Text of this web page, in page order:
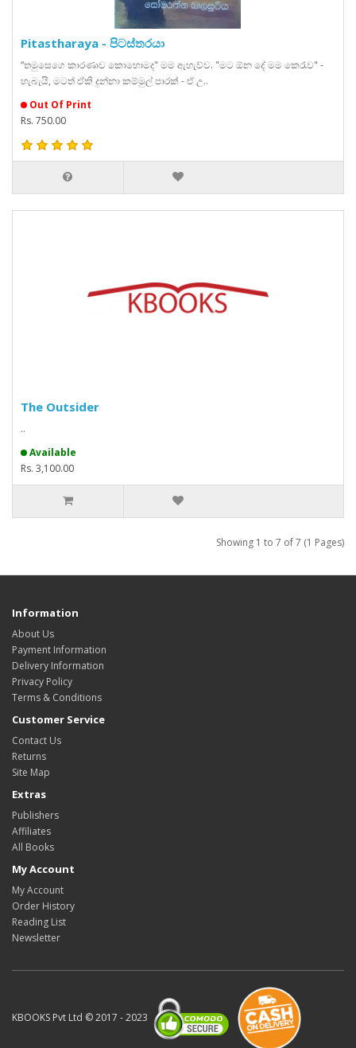
Pitastharaya - පිටස්තරයා
“තමුසෙගෙ කාරණාව කොහොමද" මම ඇහැව්ව. "මට ඕන දේ මම කෙරැව" -
හැබැයි, මටත් ඒකි දුන්නා කම්මුල් පාරක් - ඒ උ..
Out Of Print
Rs. 750.00
The Outsider
..
Available
Rs. 3,100.00
Showing 1 to 7 of 7 (1 Pages)
Information
About Us
Payment Information
Delivery Information
Privacy Policy
Terms & Conditions
Customer Service
Contact Us
Returns
Site Map
Extras
Publishers
Affiliates
All Books
My Account
My Account
Order History
Reading List
Newsletter
KBOOKS Pvt Ltd © 2017 - 2023